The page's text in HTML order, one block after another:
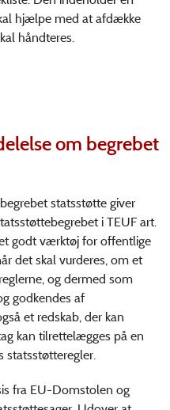
hjælpe med at afdække
håndteres.
om begrebet
statsstøtte giver
i TEUF art.
godt værktøj for offentlige
det skal vurderes, om et
og dermed som
godkendes af
et redskab, der kan
kan tilrettelægges på en
statsstøtteregler.
fra EU-Domstolen og